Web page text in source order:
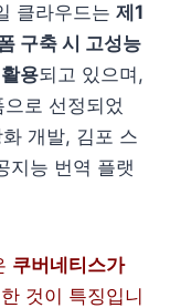
클라우드는 제1
구축 시 고성능
용되고 있으며,
로 선정되었
개발, 김포 스
지능 번역 플랫
쿠버네티스가
한 것이 특징입니